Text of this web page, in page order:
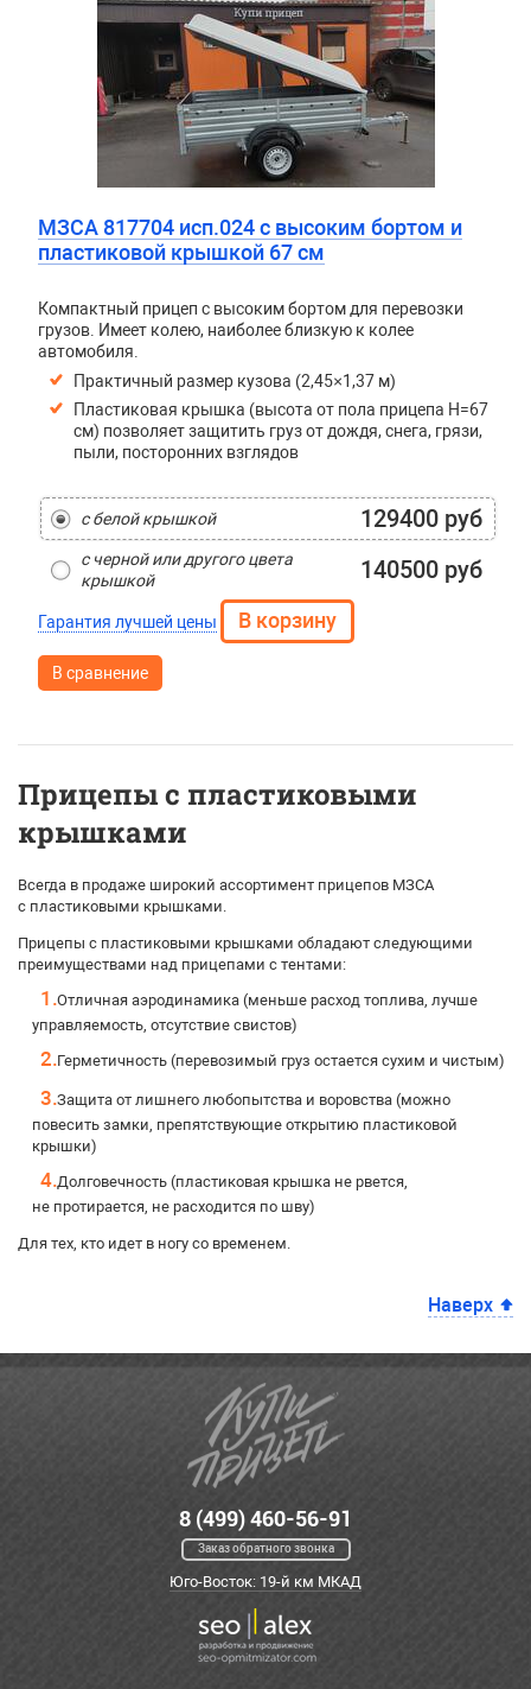
МЗСА 817704 исп.024 с высоким бортом и
пластиковой крышкой 67 см
Компактный прицеп с высоким бортом для перевозки
грузов. Имеет колею, наиболее близкую к колее
автомобиля.
Практичный размер кузова (2,45×1,37 м)
Пластиковая крышка (высота от пола прицепа H=67
см) позволяет защитить груз от дождя, снега, грязи,
пыли, посторонних взглядов
с белой крышкой 129400 руб
с черной или другого цвета
крышкой
140500 руб
Гарантия лучшей цены
В сравнение
Прицепы с пластиковыми
крышками
Всегда в продаже широкий ассортимент прицепов МЗСА
с пластиковыми крышками.
Прицепы с пластиковыми крышками обладают следующими
преимуществами над прицепами с тентами:
Отличная аэродинамика (меньше расход топлива, лучше
управляемость, отсутствие свистов)
Герметичность (перевозимый груз остается сухим и чистым)
Защита от лишнего любопытства и воровства (можно
повесить замки, препятствующие открытию пластиковой
крышки)
Долговечность (пластиковая крышка не рвется,
не протирается, не расходится по шву)
Для тех, кто идет в ногу со временем.
Наверх
8 (499) 460-56-91
Заказ обратного звонка
Юго-Восток: 19-й км МКАД